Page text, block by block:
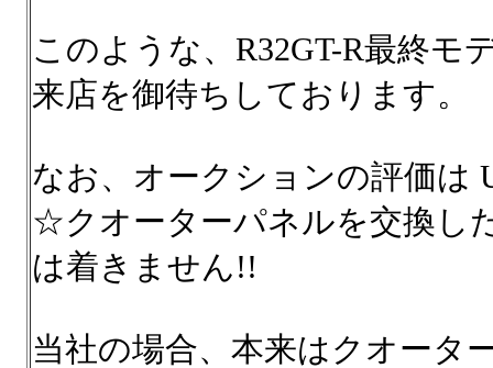
このような、R32GT-R最終モ
来店を御待ちしております。
なお、オークションの評価は
☆クオーターパネルを交換し
は着きません!!
当社の場合、本来はクオータ